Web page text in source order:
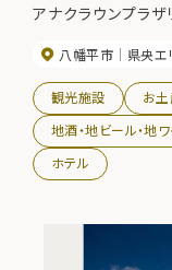
アナクラウンプラザ
八幡平市 県央エ
観光施設 お
地酒・地ビール・地
ホテル